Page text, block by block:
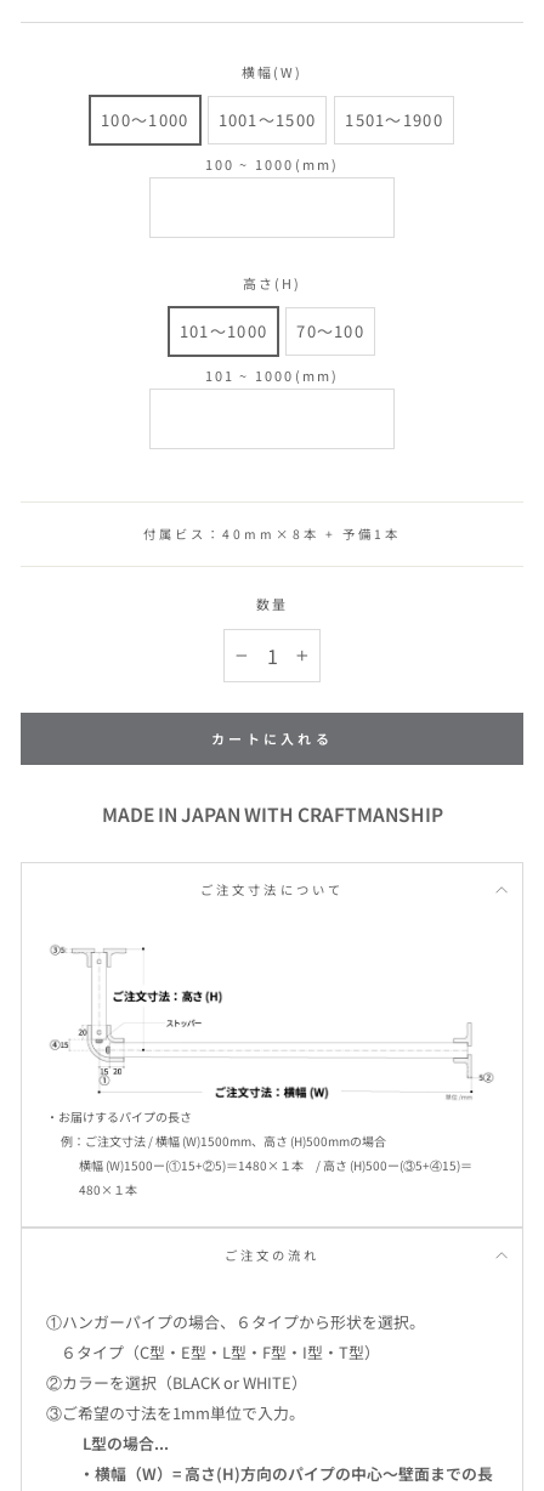
横幅(W)
100〜1000 1001〜1500 1501〜1900
100 ~ 1000(mm)
高さ(H)
101〜1000 70〜100
101 ~ 1000(mm)
付属ビス：40mm×8本 + 予備1本
数量
+
カートに入れる
MADE IN JAPAN WITH CRAFTMANSHIP
ご注文寸法について
・お届けするパイプの長さ
例：ご注文寸法 / 横幅 (W)1500mm、高さ (H)500mmの場合
横幅 (W)1500ー(①15+②5)＝1480×１本 / 高さ (H)500ー(③5+④15)＝
480×１本
ご注文の流れ
①ハンガーパイプの場合、６タイプから形状を選択。
６タイプ（C型・E型・L型・F型・I型・T型）
②カラーを選択（BLACK or WHITE）
③ご希望の寸法を1mm単位で入力。
L型の場合...
・横幅（W）= 高さ(H)方向のパイプの中心〜壁面までの長